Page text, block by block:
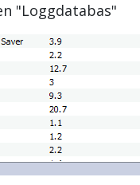
"Loggdatabas"